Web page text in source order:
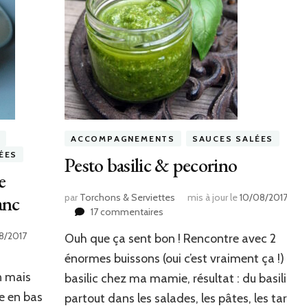
2017
mais
en bas
ACCOMPAGNEMENTS SAUCES SALÉES
Pesto basilic & pecorino
par Torchons & Serviettes mis à jour le10/08/2017
17 commentairessur
basilic
&
Ouh que ça sent bon ! Rencontre avec 2
énormes buissons (oui c’est vraiment ça
basilic chez ma mamie, résultat : du
partout dans les salades, les pâtes, les